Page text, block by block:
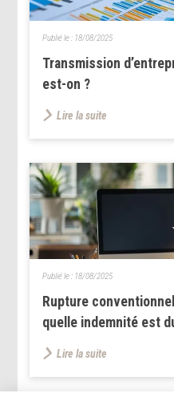
Transmission
est-on ?
Publié le : 18/08/2025
Lire la suite
Rupture
quelle indemnité est
Publié le : 18/08/2025
Lire la suite